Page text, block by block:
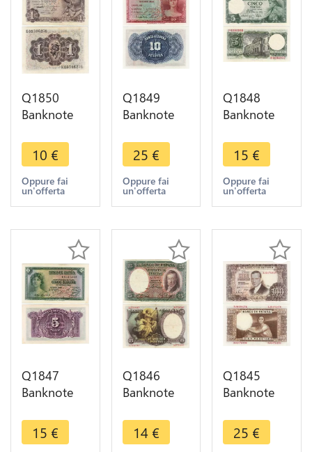
Q1850
Banknote
Peseta
Dame of
Elche 1948
-> Make
10 €
Oppure fai
un'offerta
Q1849
Banknote
Pesetas
1935 AUNC
-> Make
offer
25 €
Oppure fai
un'offerta
Q1848
Banknote
Pesetas
Alfonso X
the Wise
1954 AU ->
15 €
Oppure fai
un'offerta
Q1847
Banknote
Pesetas
1935 AU+ -
15 €
Q1846
Banknote
Pesetas
Vicente
14 €
Q1845
Banknote
Pesetas
Romero de
25 €